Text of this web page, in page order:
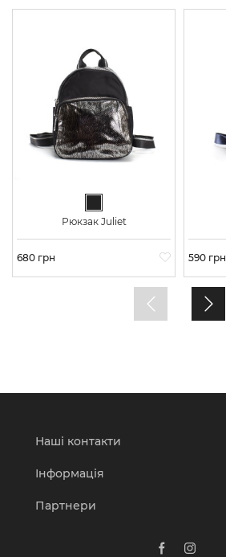
Рюкзак Juliet
Ціна
680 грн Ціна
590 грн
Наші контакти
Інформація
Партнери